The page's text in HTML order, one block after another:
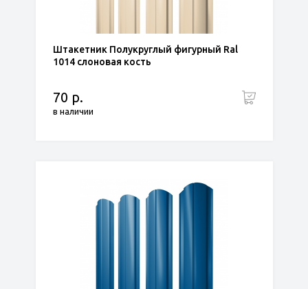
Штакетник Полукруглый фигурный Ral
1014 слоновая кость
70 р.
в наличии